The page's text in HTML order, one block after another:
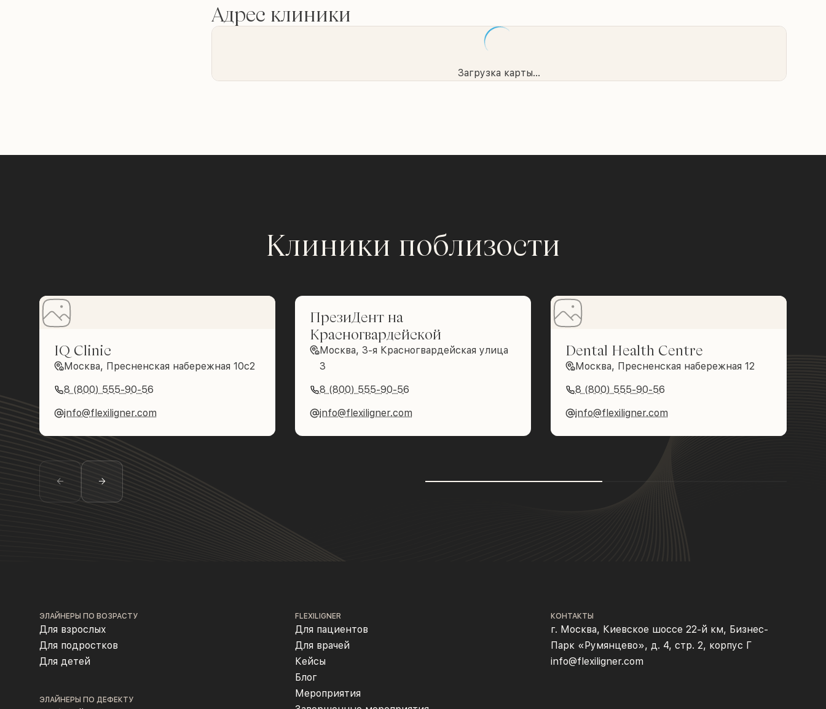
Адрес клиники
Загрузка карты...
Клиники поблизости
IQ Clinic
Москва, Пресненская набережная 10с2
8 (800) 555-90-56
info@flexiligner.com
ПрезиДент на
Красногвардейской
Москва, 3-я Красногвардейская улица
3
8 (800) 555-90-56
info@flexiligner.com
Dental Health Centre
Москва, Пресненская набережная 12
8 (800) 555-90-56
info@flexiligner.com
ЭЛАЙНЕРЫ ПО ВОЗРАСТУ
Для взрослых
Для подростков
Для детей
ЭЛАЙНЕРЫ ПО ДЕФЕКТУ
FLEXILIGNER
Для пациентов
Для врачей
Кейсы
Блог
Мероприятия
КОНТАКТЫ
г. Москва, Киевское шоссе 22-й км, Бизнес-
Парк «Румянцево», д. 4, стр. 2, корпус Г
info@flexiligner.com